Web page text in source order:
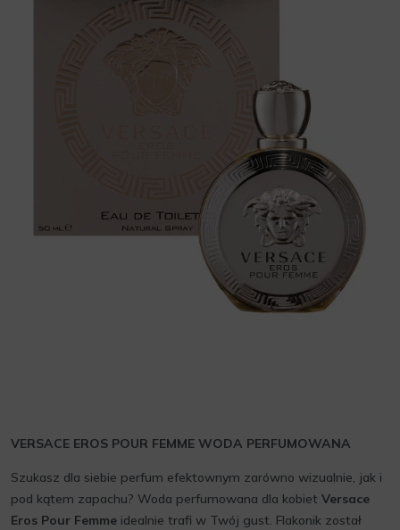
VERSACE EROS POUR FEMME WODA PERFUMOWANA
Szukasz dla siebie perfum efektownym zarówno wizualnie, jak i
pod kątem zapachu? Woda perfumowana dla kobiet Versace
Eros Pour Femme idealnie trafi w Twój gust. Flakonik został